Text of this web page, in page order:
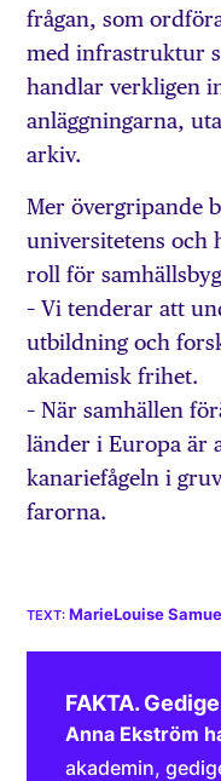
frågan, som
med infrastruktur
handlar verkligen
anläggningarna,
arkiv.
Mer övergripande
universitetens och
roll för
– Vi tenderar att
utbildning och
akademisk frihet.
– När samhällen
länder i Europa är
kanariefågeln i
farorna.
MarieLouise
FAKTA.
Anna Ekström
akademin,